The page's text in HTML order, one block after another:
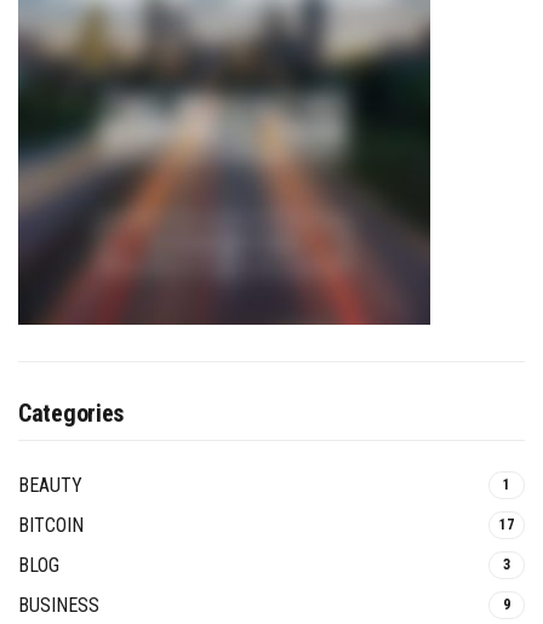
Categories
BEAUTY 1
BITCOIN 17
BLOG 3
BUSINESS 9